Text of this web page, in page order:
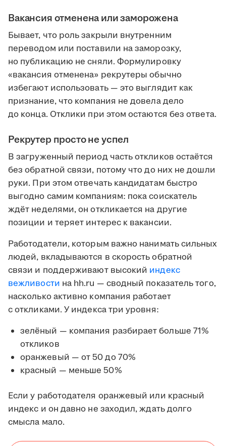
Вакансия отменена или заморожена
Бывает, что роль закрыли внутренним
переводом или поставили на заморозку,
но публикацию не сняли. Формулировку
«вакансия отменена» рекрутеры обычно
избегают использовать — это выглядит как
признание, что компания не довела дело
до конца. Отклики при этом остаются без ответа.
Рекрутер просто не успел
В загруженный период часть откликов остаётся
без обратной связи, потому что до них не дошли
руки. При этом отвечать кандидатам быстро
выгодно самим компаниям: пока соискатель
ждёт неделями, он откликается на другие
позиции и теряет интерес к вакансии.
Работодатели, которым важно нанимать сильных
людей, вкладываются в скорость обратной
связи и поддерживают высокий индекс
вежливости на hh.ru — сводный показатель того,
насколько активно компания работает
с откликами. У индекса три уровня:
зелёный — компания разбирает больше 71%
откликов
оранжевый — от 50 до 70%
красный — меньше 50%
Если у работодателя оранжевый или красный
индекс и он давно не заходил, ждать долго
смысла мало.